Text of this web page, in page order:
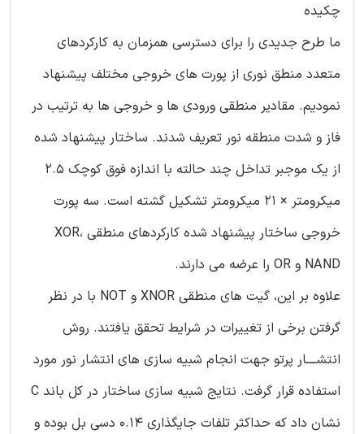
چکیده
ما طرح جدیدی را برای دسترسی همزمان به کارکردهای
متعدد منطق نوری از پورت های خروجی مختلف پیشنهاد
نمودیم. مقادیر منطقی ورودی ها و خروجی ها به ترتیب در
فاز و شدت منطقه نور تعریف شدند. ساختار پیشنهاد شده
از یک موجبر تداخل چند حالته با اندازه فوق کوچک 2.5
میکرومتر × 21 میکرومتر تشکیل گشته است. سه پورت
خروجی ساختار پیشنهاد شده کارکردهای منطقی XOR،
NAND و OR را عرضه می دارند.
علاوه بر این، گیت های منطقی XNOR و NOT با در نظر
گرفتن برخی از تغییرات در شرایط تحقق یافتند. روش
انتشــــار پرتو جهت انجام شبیه سازی های انتشار نور مورد
استفاده قرار گرفت. نتایج شبیه سازی ساختار در کل باند C
نشان داد که حداکثر تلفات جایگذاری 0.14 دسی بل بوده و